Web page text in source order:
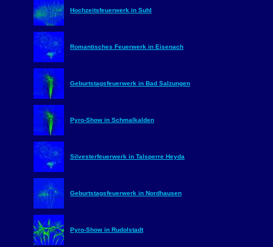
Hochzeitsfeuerwerk in Suhl
Romantisches Feuerwerk in Eisenach
Geburtstagsfeuerwerk in Bad Salzungen
Pyro-Show in Schmalkalden
Silvesterfeuerwerk in Talsperre Heyda
Geburtstagsfeuerwerk in Nordhausen
Pyro-Show in Rudolstadt